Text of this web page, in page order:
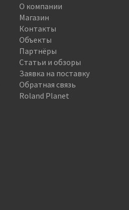
О компании
Магазин
Контакты
Объекты
Партнёры
Статьи и обзоры
Заявка на поставку
Обратная связь
Roland Planet